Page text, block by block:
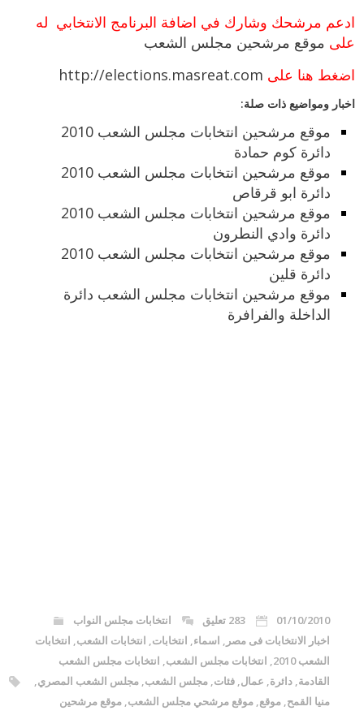
ادعم مرشحك وشارك في اضافة البرنامج الانتخابي له
على موقع مرشحين مجلس الشعب
اضغط هنا على http://elections.masreat.com
اخبار ومواضيع ذات صلة:
موقع مرشحين انتخابات مجلس الشعب 2010
دائرة كوم حمادة
موقع مرشحين انتخابات مجلس الشعب 2010
دائرة ابو قرقاص
موقع مرشحين انتخابات مجلس الشعب 2010
دائرة وادي النطرون
موقع مرشحين انتخابات مجلس الشعب 2010
دائرة قلين
موقع مرشحين انتخابات مجلس الشعب دائرة
الداخلة والفرافرة
01/10/2010 283 تعليق
انتخابات مجلس النواب
اخبار الانتخابات فى مصر , اسماء, انتخابات, انتخابات الشعب, انتخابات
الشعب 2010
, انتخابات مجلس الشعب, انتخابات مجلس الشعب
القادمة,دائرة, عمال,فئات,مجلس الشعب,مجلس الشعب المصري,
منيا القمح,موقع,موقع مرشحي مجلس الشعب,موقع مرشحين